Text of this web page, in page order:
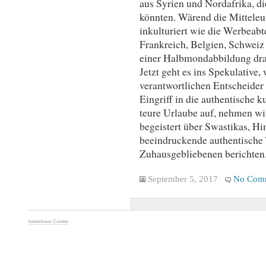
könnten. Wärend die
inkulturiert wie die
Frankreich, Belgien,
einer Halbmondabbildung
Jetzt geht es ins
verantwortlichen
Eingriff in die authentische
teure Urlaube auf, nehmen
begeistert über Swastikas,
beeindruckende
Zuhausgebliebenen
September 5, 2017 No
kostenloser Counter